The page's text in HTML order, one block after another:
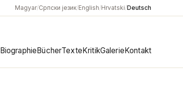
Magyar/Српски језик/English/Hrvatski/Deutsch
BiographieBücherTexteKritikGalerieKontakt